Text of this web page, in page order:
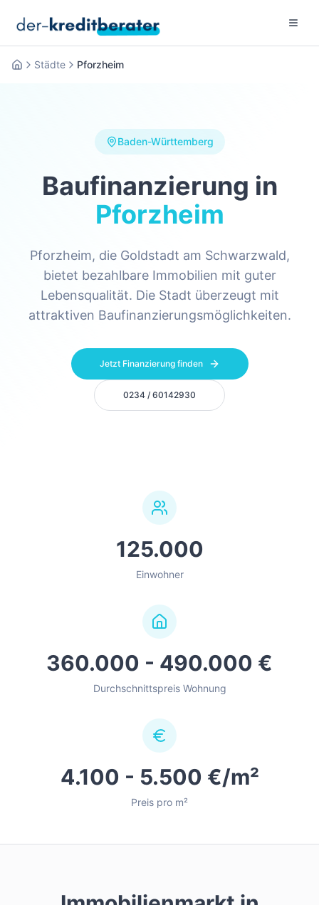
Menu
Startseite
Städte Pforzheim
Baden-Württemberg
Baufinanzierung in
Pforzheim
Pforzheim, die Goldstadt am Schwarzwald,
bietet bezahlbare Immobilien mit guter
Lebensqualität. Die Stadt überzeugt mit
attraktiven Baufinanzierungsmöglichkeiten.
Jetzt Finanzierung finden
0234 / 60142930
125.000
Einwohner
360.000 - 490.000 €
Durchschnittspreis Wohnung
4.100 - 5.500 €/m²
Preis pro m²